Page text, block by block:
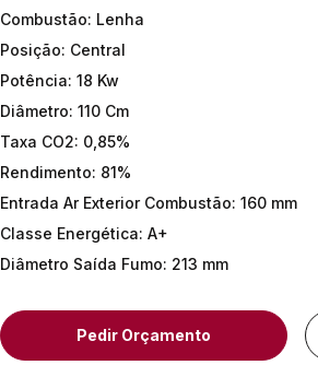
Combustão: Lenha
Posição: Central
Potência: 18 Kw
Diâmetro: 110 Cm
Taxa CO2: 0,85%
Rendimento: 81%
Entrada Ar Exterior Combustão: 160 mm
Classe Energética: A+
Diâmetro Saída Fumo: 213 mm
Pedir Orçamento